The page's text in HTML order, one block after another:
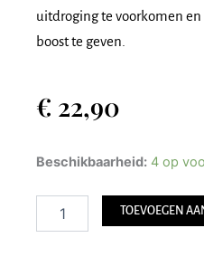
uitdroging te voorkomen en
boost te geven.
€ 22,90
Beschikbaarheid: 4 op
Max
-
Geurstokjes
Navulling
TOEVOEGEN